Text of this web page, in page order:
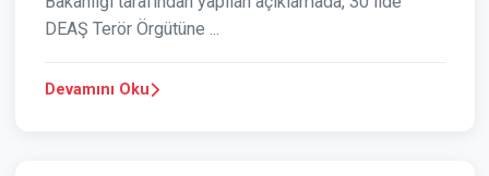
DEAŞ Terör Örgütüne ...
Devamını Oku